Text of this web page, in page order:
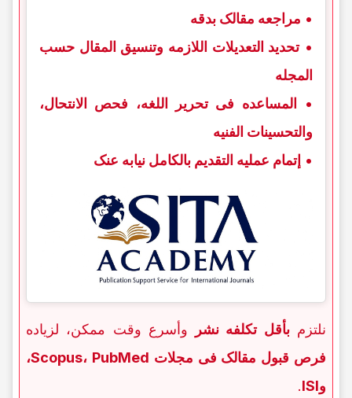
• مراجعه مقالک بدقه
•تحدید التعدیلات اللازمه وتنسیق المقال حسب
المجله
• المساعده فی تحریر اللغه، فحص الانتحال،
والتحسینات الفنیه
• إتمام عملیه التقدیم بالکامل نیابه عنک
نلتزمبأقل تکلفه نشر
وأسرع وقت ممکن، لزیاده
فرص قبول مقالک فی مجلات Scopus، PubMed،
وISI
.